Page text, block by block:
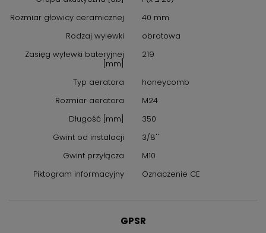
Rozmiar głowicy ceramicznej
40 mm
Rodzaj wylewki
obrotowa
Zasięg wylewki bateryjnej
[mm]
219
Typ aeratora
honeycomb
Rozmiar aeratora
M24
Długość [mm]
350
Gwint od instalacji
3/8''
Gwint przyłącza
M10
Piktogram informacyjny
Oznaczenie CE
GPSR